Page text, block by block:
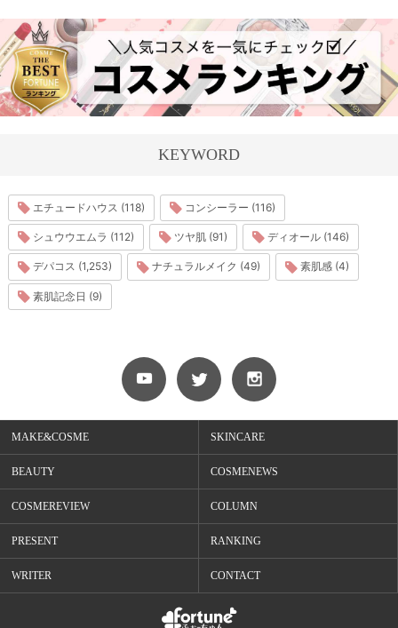
KEYWORD
エチュードハウス (118) コンシーラー (116)
シュウウエムラ (112) ツヤ肌 (91) ディオール (146)
デパコス (1,253) ナチュラルメイク (49) 素肌感 (4)
素肌記念日 (9)
MAKE&COSME SKINCARE
BEAUTY COSMENEWS
COSMEREVIEW COLUMN
PRESENT RANKING
WRITER CONTACT